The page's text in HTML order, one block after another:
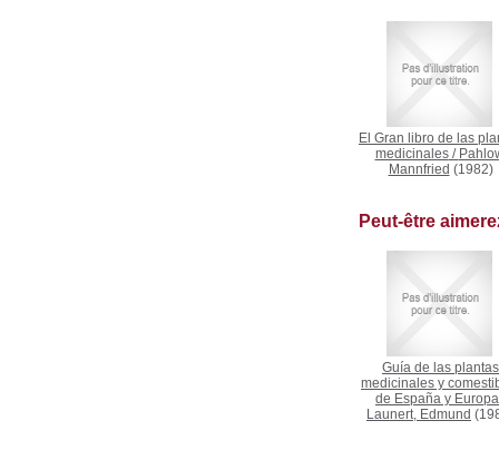
El Gran libro de las
medicinales/
Mannfried (1982)
Peut-être
Guía de las plantas
medicinales y
de España y Europa
Launert, Edmund